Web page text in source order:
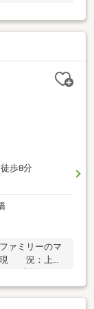
かけたことあ
っている岐阜
築も不動産の
！
歩8分
ァミリーのマ
現 況：上物
る制限によ
％）